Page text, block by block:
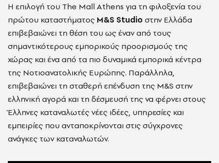
Η επιλογή του The Mall Athens για τη φιλοξενία του
πρώτου καταστήματος M&S Studio στην Ελλάδα
επιβεβαιώνει τη θέση του ως έναν από τους
σημαντικότερους εμπορικούς προορισμούς της
χώρας και ένα από τα πιο δυναμικά εμπορικά κέντρα
της Νοτιοανατολικής Ευρώπης. Παράλληλα,
επιβεβαιώνει τη σταθερή επένδυση της M&S στην
ελληνική αγορά και τη δέσμευσή της να φέρνει στους
Έλληνες καταναλωτές νέες ιδέες, υπηρεσίες και
εμπειρίες που ανταποκρίνονται στις σύγχρονες
ανάγκες των καταναλωτών.